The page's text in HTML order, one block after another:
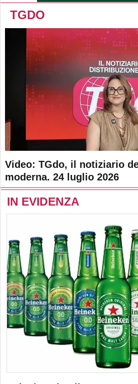
TGDO
Video: TGdo, il notiziario
moderna. 24 luglio 2026
IN EVIDENZA